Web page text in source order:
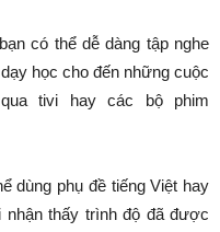
có thể dễ dàng tập nghe
học cho đến những cuộc
tivi hay các bộ phim
dùng phụ đề tiếng Việt hay
nhận thấy trình độ đã được